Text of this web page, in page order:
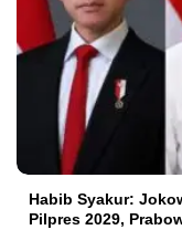
Habib Syakur:
Pilpres 2029,